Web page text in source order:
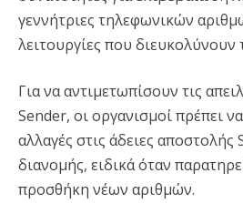
γεννήτριες τηλεφωνικών
λειτουργίες που διευκολύνουν
Για να αντιμετωπίσουν τις
Sender, οι οργανισμοί πρέπει
αλλαγές στις άδειες αποστολής
διανομής, ειδικά όταν
προσθήκη νέων αριθμών.